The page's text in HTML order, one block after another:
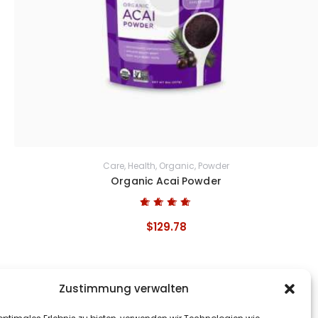
Zustimmung verwalten
Care, Health, Organic, Powder
Organic Acai Powder
5.00
$129.78